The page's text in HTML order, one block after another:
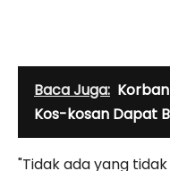
Baca Juga:
Kos-kosan Dapat
"Tidak ada yang